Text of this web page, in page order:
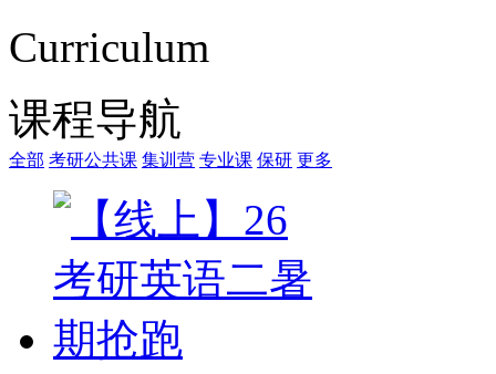
Curriculum
课程导航
全部 考研公共课 集训营 专业课 保研 更多